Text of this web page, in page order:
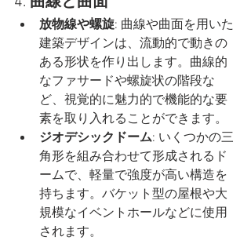
放物線や螺旋: 曲線や曲面を用いた
建築デザインは、流動的で動きの
ある形状を作り出します。曲線的
なファサードや螺旋状の階段な
ど、視覚的に魅力的で機能的な要
素を取り入れることができます。
ジオデシックドーム: いくつかの三
角形を組み合わせて形成されるド
ームで、軽量で強度が高い構造を
持ちます。バケット型の屋根や大
規模なイベントホールなどに使用
されます。